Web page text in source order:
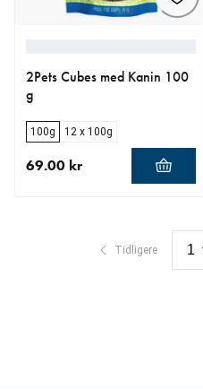
2Pets Cubes med Kanin 100
g
100g 12 x 100g
69.00 kr
Tidligere